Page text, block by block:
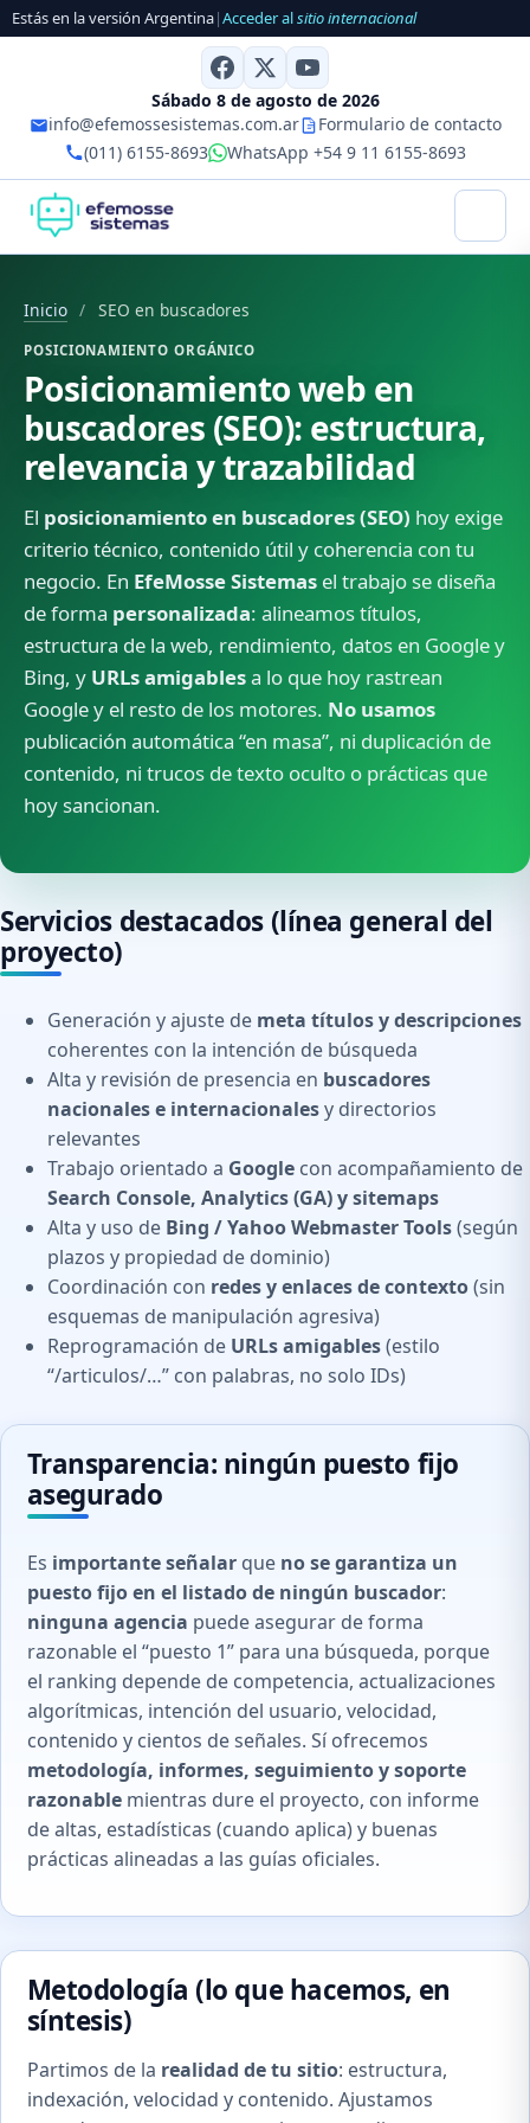
Estás en la versión Argentina|Acceder alsitio internacional
Sábado 8 de agosto de 2026
info@efemossesistemas.com.ar
Formulario de contacto
(011) 6155-8693
WhatsApp +54 9 11 6155-8693
Inicio / SEO en buscadores
POSICIONAMIENTO ORGÁNICO
Posicionamiento web en
buscadores (SEO): estructura,
relevancia y trazabilidad
El posicionamiento en buscadores (SEO) hoy exige
criterio técnico, contenido útil y coherencia con tu
negocio. En EfeMosse Sistemas el trabajo se diseña
de forma personalizada: alineamos títulos,
estructura de la web, rendimiento, datos en Google y
Bing, y URLs amigablesa lo que hoy rastrean
Google y el resto de los motores. No usamos
publicación automática “en masa”, ni duplicación de
contenido, ni trucos de texto oculto o prácticas que
hoy sancionan.
Servicios destacados (línea general del
proyecto)
Generación y ajuste de meta títulos y descripciones
coherentes con la intención de búsqueda
Alta y revisión de presencia en buscadores
nacionales e internacionalesy directorios
relevantes
Trabajo orientado a Google con acompañamiento de
Search Console, Analytics (GA) y sitemaps
Alta y uso de Bing / Yahoo Webmaster Tools(según
plazos y propiedad de dominio)
Coordinación con redes y enlaces de contexto(sin
esquemas de manipulación agresiva)
Reprogramación de URLs amigables(estilo
“/articulos/…” con palabras, no solo IDs)
Transparencia: ningún puesto fijo
asegurado
Es importante señalarque no se garantiza un
puesto fijo en el listado de ningún buscador:
ninguna agencia puede asegurar de forma
razonable el “puesto 1” para una búsqueda, porque
el ranking depende de competencia, actualizaciones
algorítmicas, intención del usuario, velocidad,
contenido y cientos de señales. Sí ofrecemos
metodología, informes, seguimiento y soporte
razonablemientras dure el proyecto, con informe
de altas, estadísticas (cuando aplica) y buenas
prácticas alineadas a las guías oficiales.
Metodología (lo que hacemos, en
síntesis)
Partimos de la realidad de tu sitio: estructura,
indexación, velocidad y contenido. Ajustamos